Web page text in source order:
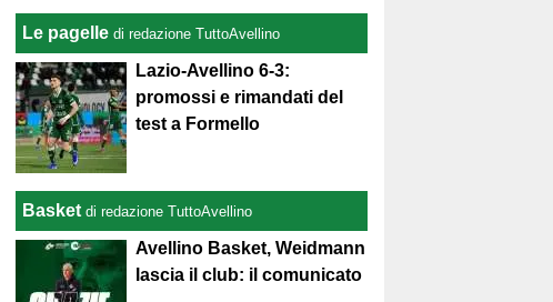
Le pagelle di redazione TuttoAvellino
Lazio-Avellino 6-3:
promossi e rimandati del
test a Formello
Basket di redazione TuttoAvellino
Avellino Basket, Weidmann
lascia il club: il comunicato